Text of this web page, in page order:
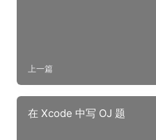
上一篇
在 Xcode 中写 OJ 题